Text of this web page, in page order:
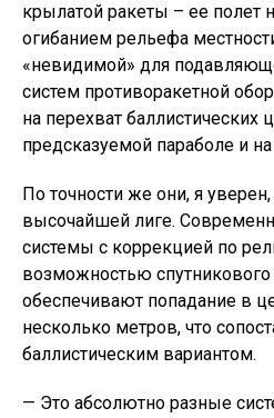
крылатой ракеты – ее полет
огибанием рельефа
«невидимой» для
систем противоракетной
на перехват баллистических
предсказуемой параболе и
По точности же они, я
высочайшей лиге.
системы с коррекцией по
возможностью
обеспечивают попадание в
несколько метров, что
баллистическим вариантом.
— Это абсолютно разные